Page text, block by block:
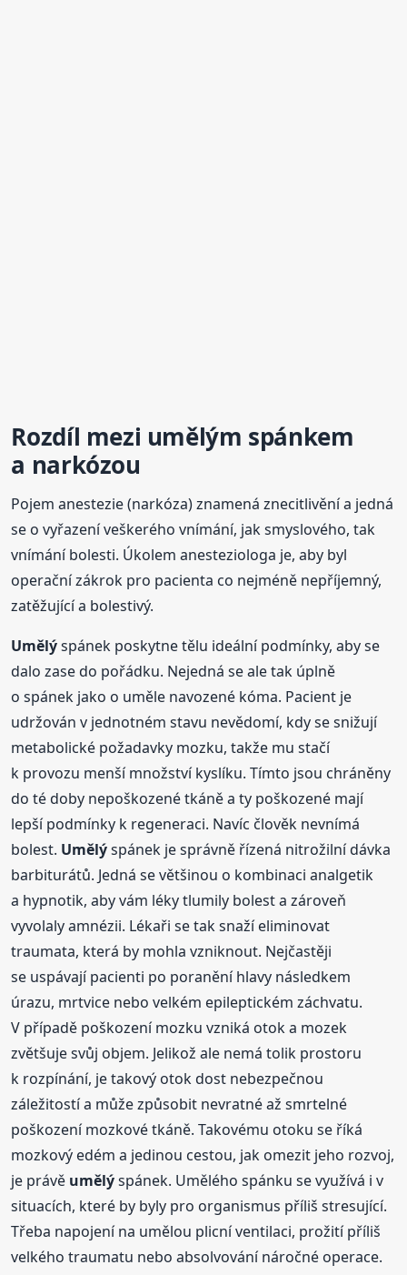
Rozdíl mezi umělým spánkem
a narkózou
Pojem anestezie (narkóza) znamená znecitlivění a jedná
se o vyřazení veškerého vnímání, jak smyslového, tak
vnímání bolesti. Úkolem anesteziologa je, aby byl
operační zákrok pro pacienta co nejméně nepříjemný,
zatěžující a bolestivý.
Umělýspánek poskytne tělu ideální podmínky, aby se
dalo zase do pořádku. Nejedná se ale tak úplně
o spánek jako o uměle navozené kóma. Pacient je
udržován v jednotném stavu nevědomí, kdy se snižují
metabolické požadavky mozku, takže mu stačí
k provozu menší množství kyslíku. Tímto jsou chráněny
do té doby nepoškozené tkáně a ty poškozené mají
lepší podmínky k regeneraci. Navíc člověk nevnímá
bolest. Umělýspánek je správně řízená nitrožilní dávka
barbiturátů. Jedná se většinou o kombinaci analgetik
a hypnotik, aby vám léky tlumily bolest a zároveň
vyvolaly amnézii. Lékaři se tak snaží eliminovat
traumata, která by mohla vzniknout. Nejčastěji
se uspávají pacienti po poranění hlavy následkem
úrazu, mrtvice nebo velkém epileptickém záchvatu.
V případě poškození mozku vzniká otok a mozek
zvětšuje svůj objem. Jelikož ale nemá tolik prostoru
k rozpínání, je takový otok dost nebezpečnou
záležitostí a může způsobit nevratné až smrtelné
poškození mozkové tkáně. Takovému otoku se říká
mozkový edém a jedinou cestou, jak omezit jeho rozvoj,
je právě umělýspánek. Umělého spánku se využívá i v
situacích, které by byly pro organismus příliš stresující.
Třeba napojení na umělou plicní ventilaci, prožití příliš
velkého traumatu nebo absolvování náročné operace.